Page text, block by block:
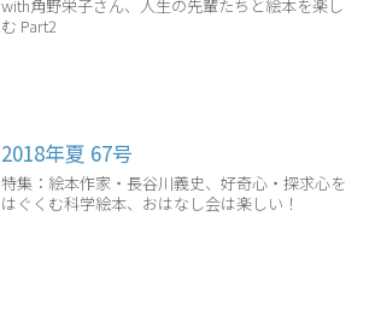
with角野栄子さん、人生の先輩たちと絵本を楽し
む Part2
2018年夏 67号
特集：絵本作家・長谷川義史、好奇心・探求心を
はぐくむ科学絵本、おはなし会は楽しい！